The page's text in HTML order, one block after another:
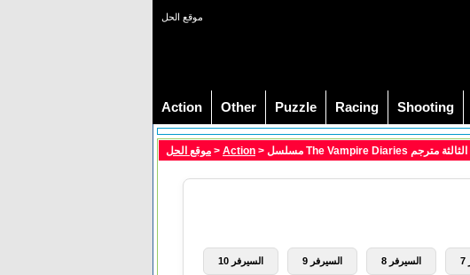
موقع الحل
Action Other Puzzle Racing Shooting
موقع الحل > Action
السيرفر 8 السيرفر 9 السيرفر 10